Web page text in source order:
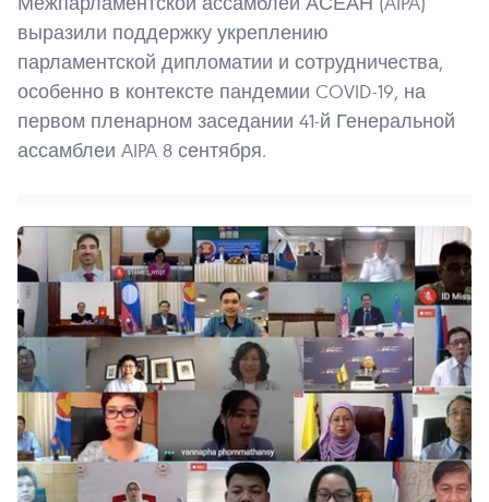
выразили поддержку укреплению
парламентской дипломатии и сотрудничества,
особенно в контексте пандемии COVID-19, на
первом пленарном заседании 41-й Генеральной
ассамблеи AIPA 8 сентября.